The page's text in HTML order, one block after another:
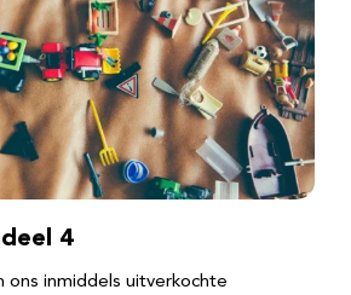
4
ons inmiddels uitverkochte